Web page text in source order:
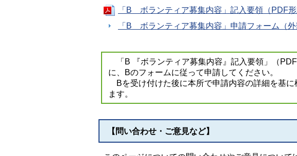
「B ボランティア募集内容」記入要領（PDF形
「B ボランティア募集内容」申請フォーム（外
「B 『ボランティア募集内容』記入要領」（
に、Bのフォームに従って申請してください。
Bを受け付けた後に本所で申請内容の詳細を基
ます。
【問い合わせ・ご意見など】